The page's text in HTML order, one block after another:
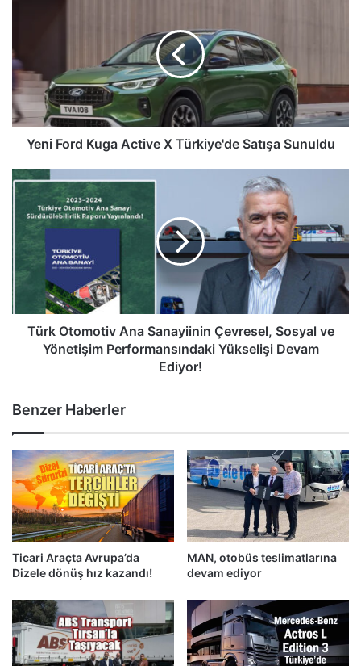
X
Türkiye'de
Satışa
Sunuldu
Yeni Ford Kuga Active X Türkiye'de Satışa Sunuldu
Türk
Otomotiv
Ana
Sanayiinin
Çevresel,
Sosyal
Yönetişim
Performansındaki
Yükselişi
Devam
Türk Otomotiv Ana Sanayiinin Çevresel, Sosyal ve
Yönetişim Performansındaki Yükselişi Devam
Ediyor!
Benzer Haberler
Ticari Araçta Avrupa’da
Dizele dönüş hız kazandı!
MAN, otobüs teslimatlarına
devam ediyor